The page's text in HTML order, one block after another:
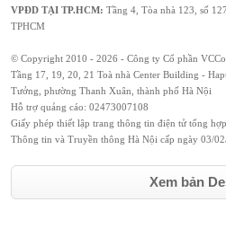
VPĐD TẠI TP.HCM: Tầng 4, Tòa nhà 123, số
TPHCM
© Copyright 2010 - 2026 - Công ty Cổ phần
Tầng 17, 19, 20, 21 Toà nhà Center Building -
Tưởng, phường Thanh Xuân, thành phố Hà Nội
Hỗ trợ quảng cáo: 02473007108
Giấy phép thiết lập trang thông tin điện tử tổng
Thông tin và Truyền thông Hà Nội cấp ngày 03/
Xem bản